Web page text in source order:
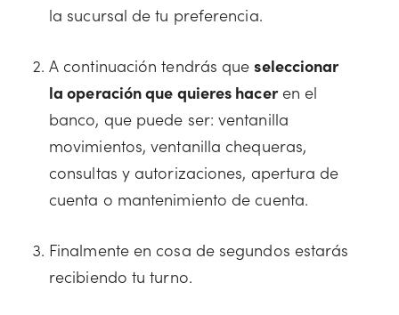
la sucursal de tu preferencia.
A continuación tendrás queseleccionar
la operación que quieres haceren el
banco, que puede ser: ventanilla
movimientos, ventanilla chequeras,
consultas y autorizaciones, apertura de
cuenta o mantenimiento de cuenta.
Finalmente en cosa de segundos estarás
recibiendo tu turno.